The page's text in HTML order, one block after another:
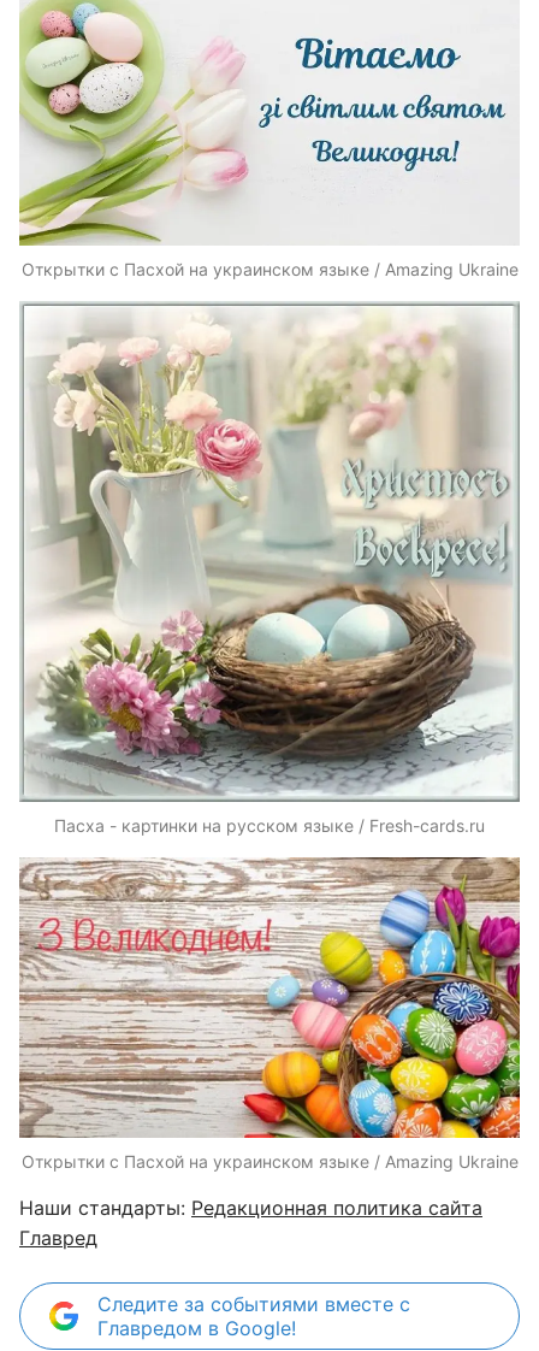
Открытки с Пасхой на украинском языке / Amazing Ukraine
Пасха - картинки на русском языке / Fresh-cards.ru
Открытки с Пасхой на украинском языке / Amazing Ukraine
Наши стандарты: Редакционная политика сайта
Главред
Следите за событиями вместе с
Главредом в Google!